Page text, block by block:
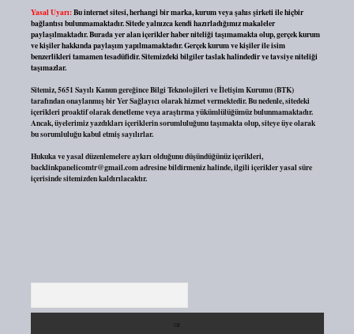
Yasal Uyarı:Bu internet sitesi, herhangi bir marka, kurum veya şahıs şirketi ile hiçbir
bağlantısı bulunmamaktadır. Sitede yalnızca kendi hazırladığımız makaleler
paylaşılmaktadır. Burada yer alan içerikler haber niteliği taşımamakta olup, gerçek kurum
ve kişiler hakkında paylaşım yapılmamaktadır. Gerçek kurum ve kişiler ile isim
benzerlikleri tamamen tesadüfidir. Sitemizdeki bilgiler taslak halindedir ve tavsiye niteliği
taşımazlar.
Sitemiz, 5651 Sayılı Kanun gereğince Bilgi Teknolojileri ve İletişim Kurumu (BTK)
tarafından onaylanmış bir Yer Sağlayıcı olarak hizmet vermektedir. Bu nedenle, sitedeki
içerikleri proaktif olarak denetleme veya araştırma yükümlülüğümüz bulunmamaktadır.
Ancak, üyelerimiz yazdıkları içeriklerin sorumluluğunu taşımakta olup, siteye üye olarak
bu sorumluluğu kabul etmiş sayılırlar.
Hukuka ve yasal düzenlemelere aykırı olduğunu düşündüğünüz içerikleri,
backlinkpanelicomtr@gmail.comadresine bildirmeniz halinde, ilgili içerikler yasal süre
içerisinde sitemizden kaldırılacaktır.